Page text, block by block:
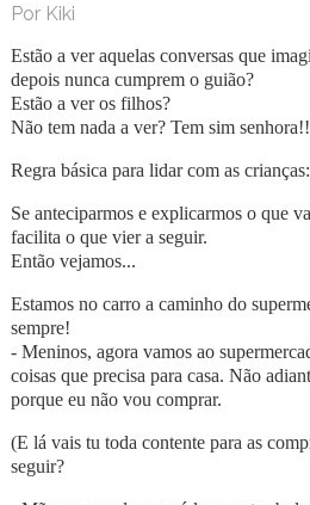
Por Kiki
Estão a ver aquelas conversas que
depois nunca cumprem o guião?
Estão a ver os filhos?
Não tem nada a ver? Tem sim
Regra básica para lidar com as
Se anteciparmos e explicarmos o que
facilita o que vier a seguir.
Então vejamos...
Estamos no carro a caminho do
sempre!
- Meninos, agora vamos ao
coisas que precisa para casa. Não
porque eu não vou comprar.
(E lá vais tu toda contente para as
seguir?